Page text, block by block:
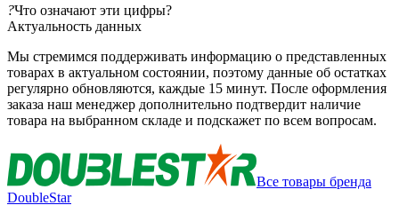
?Что означают эти цифры?
Актуальность данных
Мы стремимся поддерживать информацию о представленных
товарах в актуальном состоянии, поэтому данные об остатках
регулярно обновляются, каждые 15 минут. После оформления
заказа наш менеджер дополнительно подтвердит наличие
товара на выбранном складе и подскажет по всем вопросам.
Все товары бренда
DoubleStar